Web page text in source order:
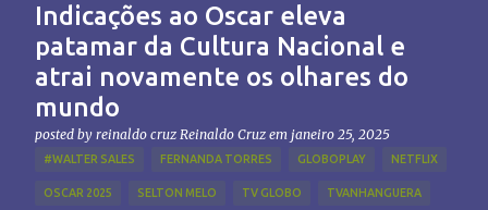
Indicações ao Oscar eleva
patamar da Cultura Nacional e
atrai novamente os olhares do
mundo
posted by reinaldo cruz Reinaldo Cruz em janeiro 25, 2025
#WALTER SALES FERNANDA TORRES GLOBOPLAY NETFLIX
OSCAR 2025 SELTON MELO TV GLOBO TVANHANGUERA